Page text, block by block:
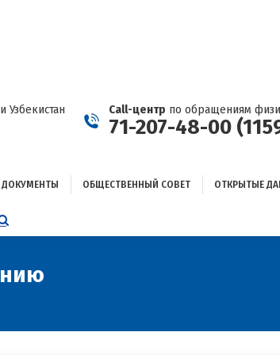
Узбекистан Call-центр по обращениям
71-207-48-00
ДОКУМЕНТЫ ОБЩЕСТВЕННЫЙ СОВЕТ ОТКРЫТЫЕ